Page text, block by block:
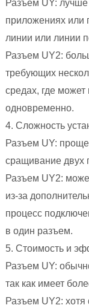
Разъем UY: лучше
приложениях или
линии или линии
Разъем UY2:
требующих
средах, где может
одновременно.
4. Сложность
Разъем UY: проще
сращивание двух
Разъем UY2:
из-за
процесс
в один разъем.
5. Стоимость и
Разъем UY:
так как имеет
Разъем UY2: